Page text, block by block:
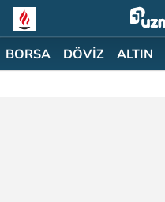
BORSA DÖVİZ ALTIN